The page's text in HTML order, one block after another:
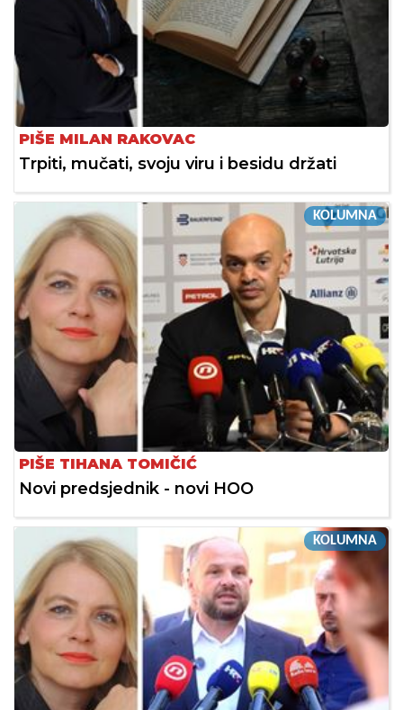
PIŠE MILAN RAKOVAC
Trpiti, mučati, svoju viru i besidu držati
KOLUMNA
PIŠE TIHANA TOMIČIĆ
Novi predsjednik - novi HOO
KOLUMNA